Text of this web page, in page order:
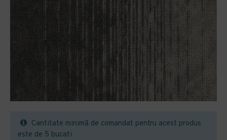
Cantitate minimă de comandat pentru acest produs
este de 5 bucati